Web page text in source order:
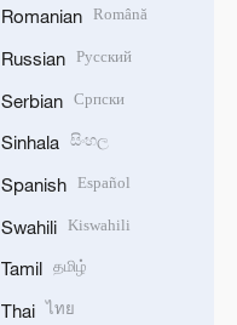
Romanian Română
Russian Русский
Serbian Српски
Sinhala සිංහල
Spanish Español
Swahili Kiswahili
Tamil தமிழ்
Thai ไทย